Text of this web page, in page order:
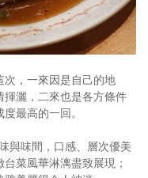
次，一來因是自己的地
灑，二來也是各方條件
最高的一回。
與味間，口感、層次優美
菜風華淋漓盡致展現；